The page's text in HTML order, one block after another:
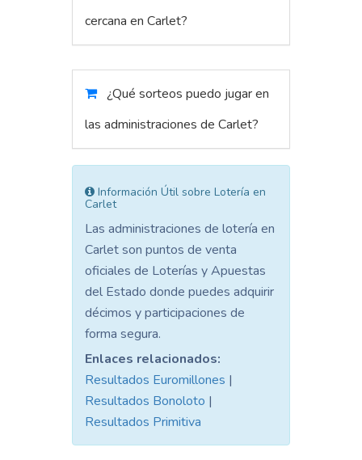
cercana en Carlet?
¿Qué sorteos puedo jugar en
las administraciones de Carlet?
Información Útil sobre Lotería en
Carlet
Las administraciones de lotería en
Carlet son puntos de venta
oficiales de Loterías y Apuestas
del Estado donde puedes adquirir
décimos y participaciones de
forma segura.
Enlaces relacionados:
Resultados Euromillones |
Resultados Bonoloto |
Resultados Primitiva